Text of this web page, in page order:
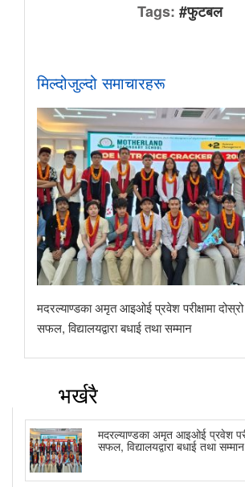
Tags: #फुटबल
मिल्दोजुल्दो समाचारहरू
मदरल्याण्डका अमृत आइओई प्रवेश परीक्षामा
सफल, विद्यालयद्वारा बधाई तथा सम्मान
भर्खरै
मदरल्याण्डका अमृत आइओई प्रवेश
सफल, विद्यालयद्वारा बधाई तथा सम्मान